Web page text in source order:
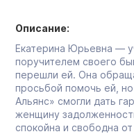
Описание:
Екатерина Юрьевна —
поручителем своего
перешли ей. Она
просьбой помочь ей,
Альянс» смогли дать
женщину
спокойна и свободна